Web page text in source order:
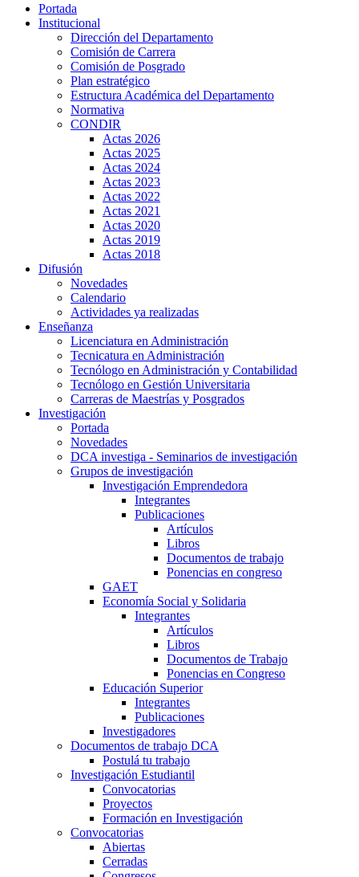
Portada
Institucional
Dirección del Departamento
Comisión de Carrera
Comisión de Posgrado
Plan estratégico
Estructura Académica del Departamento
Normativa
CONDIR
Actas 2026
Actas 2025
Actas 2024
Actas 2023
Actas 2022
Actas 2021
Actas 2020
Actas 2019
Actas 2018
Difusión
Novedades
Calendario
Actividades ya realizadas
Enseñanza
Licenciatura en Administración
Tecnicatura en Administración
Tecnólogo en Administración y Contabilidad
Tecnólogo en Gestión Universitaria
Carreras de Maestrías y Posgrados
Investigación
Portada
Novedades
DCA investiga - Seminarios de investigación
Grupos de investigación
Investigación Emprendedora
Integrantes
Publicaciones
Artículos
Libros
Documentos de trabajo
Ponencias en congreso
GAET
Economía Social y Solidaria
Integrantes
Artículos
Libros
Documentos de Trabajo
Ponencias en Congreso
Educación Superior
Integrantes
Publicaciones
Investigadores
Documentos de trabajo DCA
Postulá tu trabajo
Investigación Estudiantil
Convocatorias
Proyectos
Formación en Investigación
Convocatorias
Abiertas
Cerradas